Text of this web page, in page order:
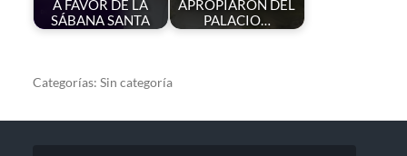
A FAVOR DE LA
SÁBANA SANTA
APROPIARON DEL
PALACIO…
Categorías: Sin categoría